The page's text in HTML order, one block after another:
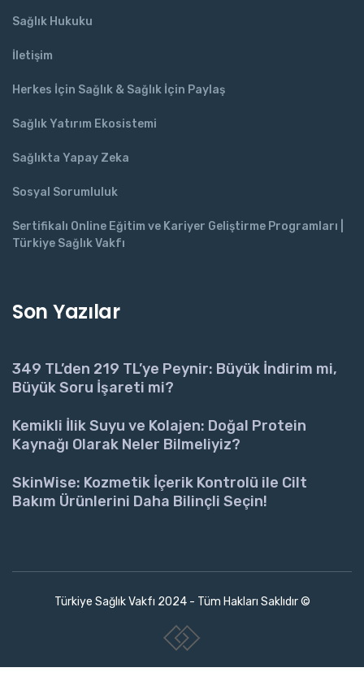
Sağlık Hukuku
İletişim
Herkes İçin Sağlık & Sağlık İçin Paylaş
Sağlık Yatırım Ekosistemi
Sağlıkta Yapay Zeka
Sosyal Sorumluluk
Sertifikalı Online Eğitim ve Kariyer Geliştirme Programları |
Türkiye Sağlık Vakfı
Son Yazılar
349 TL’den 219 TL’ye Peynir: Büyük İndirim mi,
Büyük Soru İşareti mi?
Kemikli İlik Suyu ve Kolajen: Doğal Protein
Kaynağı Olarak Neler Bilmeliyiz?
SkinWise: Kozmetik İçerik Kontrolü ile Cilt
Bakım Ürünlerini Daha Bilinçli Seçin!
Türkiye Sağlık Vakfı 2024 - Tüm Hakları Saklıdır ©
www.collectivepeople.com.tr